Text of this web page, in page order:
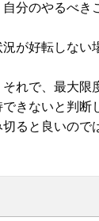
分のやるべき
が好転しない
れで、最大限
きないと判断
ると良いので